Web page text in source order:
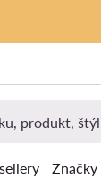
Značky